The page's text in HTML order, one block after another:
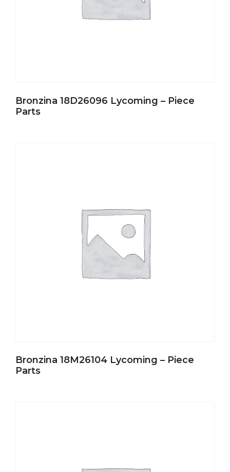
Bronzina 18D26096 Lycoming – Piece
Parts
Bronzina 18M26104 Lycoming – Piece
Parts